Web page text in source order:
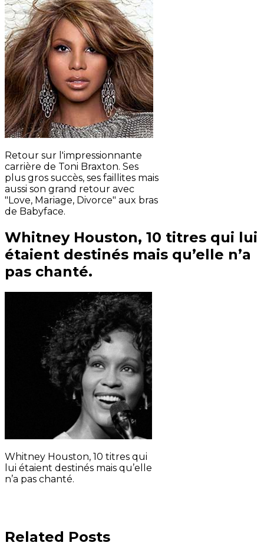
Retour sur l'impressionnante
carrière de Toni Braxton. Ses
plus gros succès, ses faillites mais
aussi son grand retour avec
"Love, Mariage, Divorce" aux bras
de Babyface.
Whitney Houston, 10 titres qui lui
étaient destinés mais qu’elle n’a
pas chanté.
Whitney Houston, 10 titres qui
lui étaient destinés mais qu’elle
n’a pas chanté.
Related Posts